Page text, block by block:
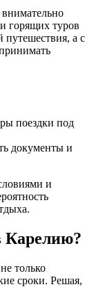
горящих туров
путешествия, а с
поездки под
документы и
и
Карелию?
только
сроки. Решая,